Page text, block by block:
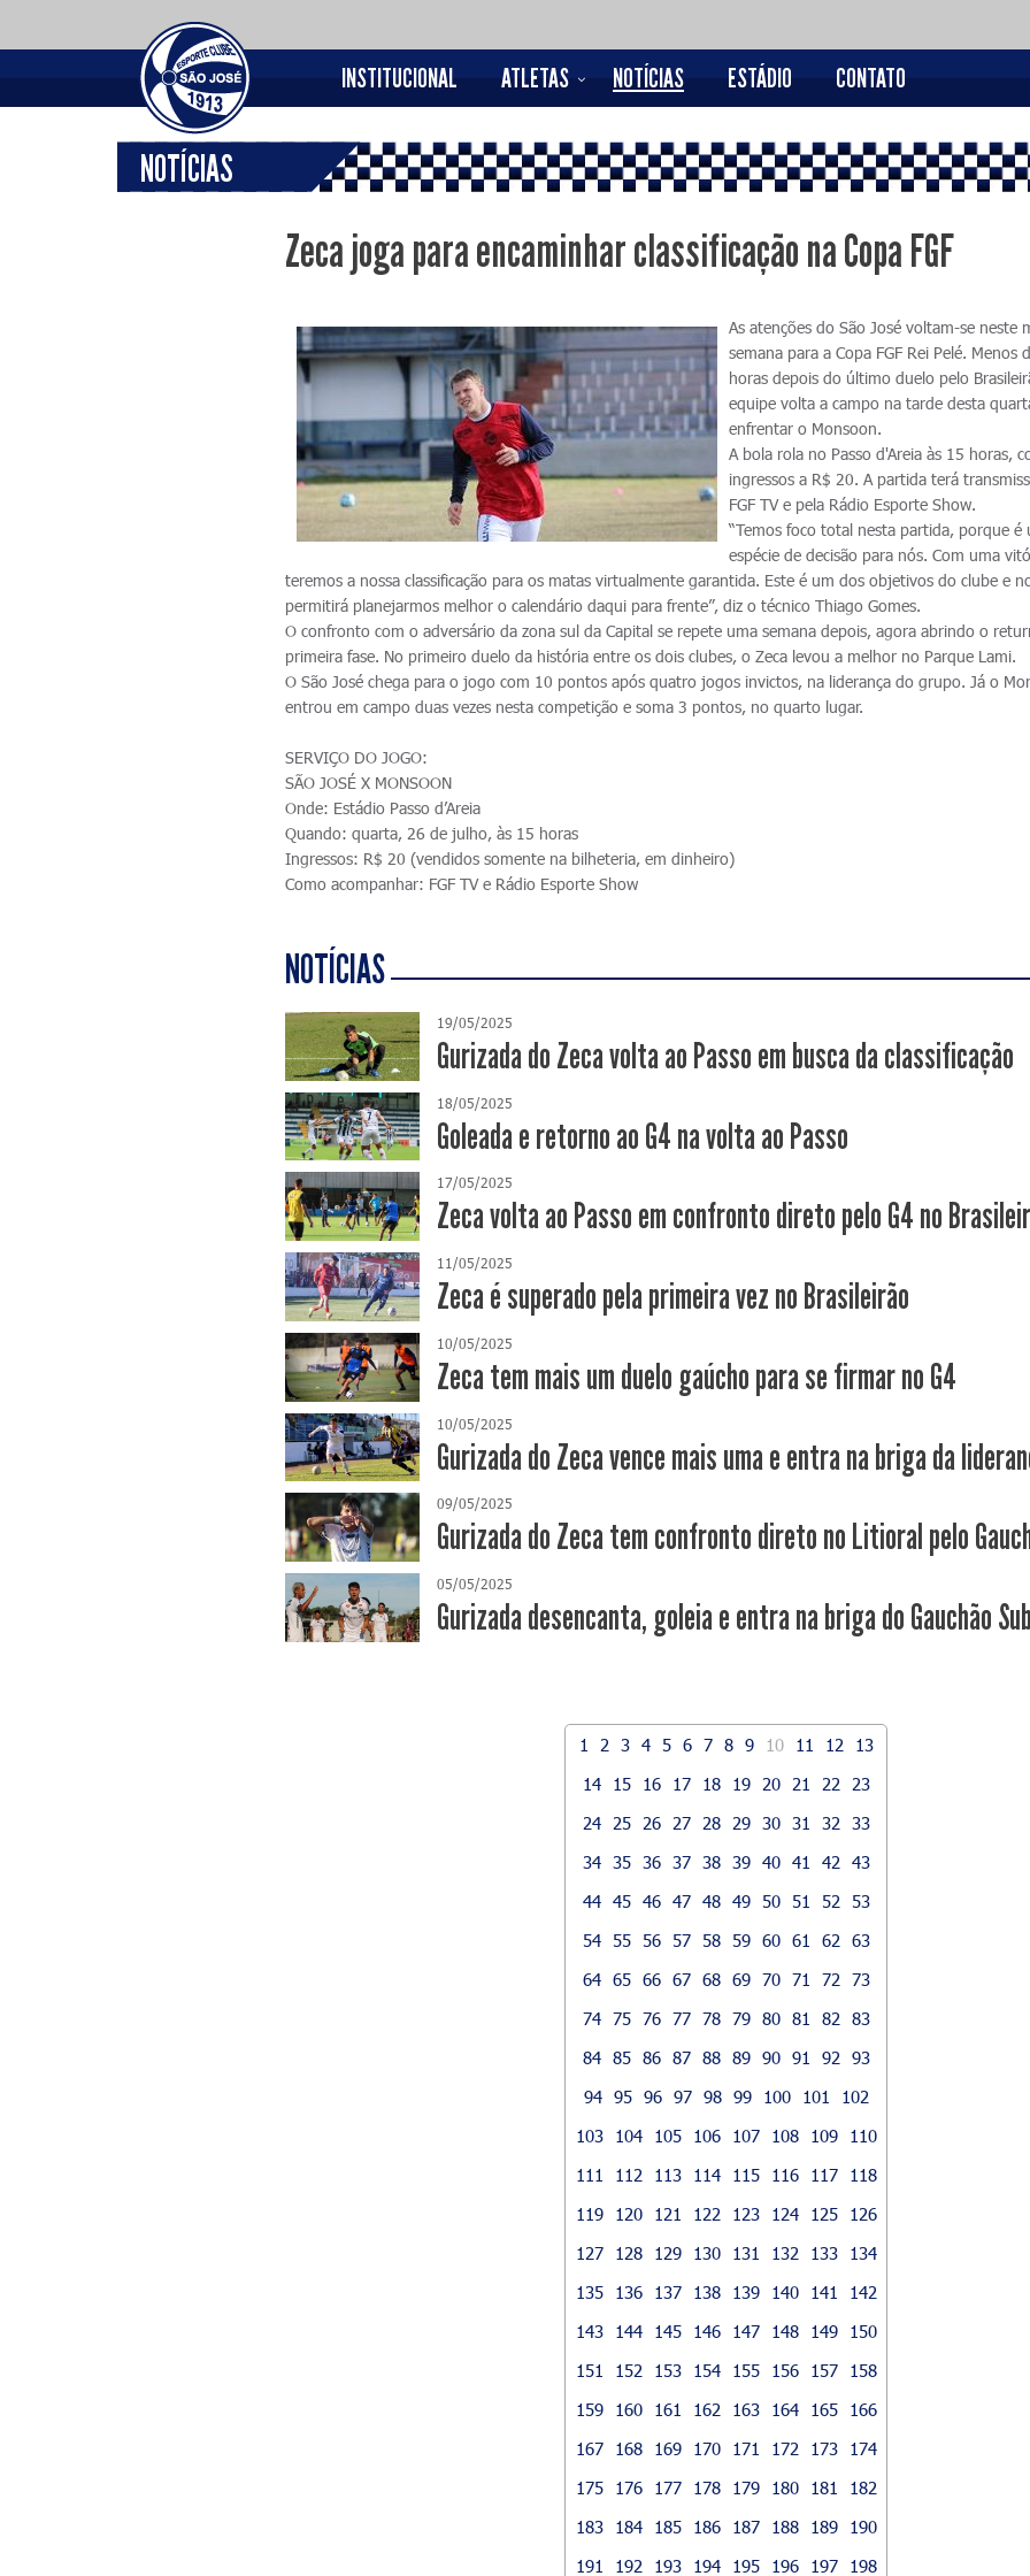
INSTITUCIONAL ATLETAS NOTÍCIAS ESTÁDIO CONTATO
NOTÍCIAS
Zeca joga para encaminhar classificação na Copa FGF
As atenções do São José voltam-se neste
semana para a Copa FGF Rei Pelé. Menos
horas depois do último duelo pelo
equipe volta a campo na tarde desta
enfrentar o Monsoon.
A bola rola no Passo d'Areia às 15 horas,
ingressos a R$ 20. A partida terá
FGF TV e pela Rádio Esporte Show.
“Temos foco total nesta partida, porque é
espécie de decisão para nós. Com uma
teremos a nossa classificação para os matas virtualmente garantida. Este é um dos objetivos do clube e
permitirá planejarmos melhor o calendário daqui para frente”, diz o técnico Thiago Gomes.
O confronto com o adversário da zona sul da Capital se repete uma semana depois, agora abrindo o
primeira fase. No primeiro duelo da história entre os dois clubes, o Zeca levou a melhor no Parque Lami.
O São José chega para o jogo com 10 pontos após quatro jogos invictos, na liderança do grupo. Já o
entrou em campo duas vezes nesta competição e soma 3 pontos, no quarto lugar.
SERVIÇO DO JOGO:
SÃO JOSÉ X MONSOON
Onde: Estádio Passo d’Areia
Quando: quarta, 26 de julho, às 15 horas
Ingressos: R$ 20 (vendidos somente na bilheteria, em dinheiro)
Como acompanhar: FGF TV e Rádio Esporte Show
NOTÍCIAS
19/05/2025
Gurizada do Zeca volta ao Passo em busca da classificação
18/05/2025
Goleada e retorno ao G4 na volta ao Passo
17/05/2025
Zeca volta ao Passo em confronto direto pelo G4 no
11/05/2025
Zeca é superado pela primeira vez no Brasileirão
10/05/2025
Zeca tem mais um duelo gaúcho para se firmar no G4
10/05/2025
Gurizada do Zeca vence mais uma e entra na briga da
09/05/2025
Gurizada do Zeca tem confronto direto no Litioral pelo
05/05/2025
Gurizada desencanta, goleia e entra na briga do Gauchão
1 2 3 4 5 6 7 8 9 10 11 12
13
14
15 16 17 18 19 20 21 22
23
24
25 26 27 28 29 30 31 32
33
34 35 36 37 38 39 40 41 42
43
44 45 46 47 48 49 50 51 52
53
54 55 56 57 58 59 60 61 62
63
64 65 66 67 68 69 70 71 72
73
74 75 76 77 78 79 80 81 82
83
84 85 86 87 88 89 90 91 92
93
94 95 96 97 98 99 100 101
102
103
104 105 106 107 108 109
110
111
112 113 114 115 116 117
118
119
120 121 122 123 124 125
126
127
128 129 130 131 132 133
134
135
136 137 138 139 140 141
142
143
144 145 146 147 148 149
150
151
152 153 154 155 156 157
158
159
160 161 162 163 164 165
166
167
168 169 170 171 172 173
174
175
176 177 178 179 180 181
182
183
184 185 186 187 188 189
190
191
192 193 194 195 196 197
198